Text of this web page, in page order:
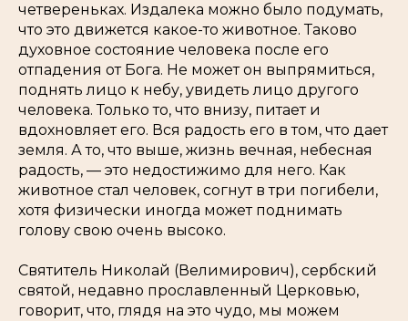
четвереньках. Издалека можно было подумать,
что это движется какое-то животное. Таково
духовное состояние человека после его
отпадения от Бога. Не может он выпрямиться,
поднять лицо к небу, увидеть лицо другого
человека. Только то, что внизу, питает и
вдохновляет его. Вся радость его в том, что дает
земля. А то, что выше, жизнь вечная, небесная
радость, — это недостижимо для него. Как
животное стал человек, согнут в три погибели,
хотя физически иногда может поднимать
голову свою очень высоко.
Святитель Николай (Велимирович), сербский
святой, недавно прославленный Церковью,
говорит, что, глядя на это чудо, мы можем